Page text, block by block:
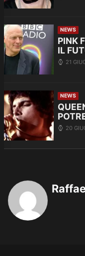
NEWS
PINK
IL
21
NEWS
20